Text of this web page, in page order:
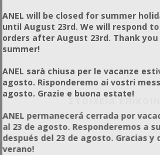
Τηλέφωνο:
ANEL will be closed for summer
until August 23rd. We will respond
orders after August 23rd. Thank
summer!
ANEL sarà chiusa per le vacanze
agosto. Risponderemo ai vostri
agosto. Grazie e buona estate!
ANEL permanecerá cerrada por
al 23 de agosto. Responderemos a
después del 23 de agosto. Gracias y
verano!